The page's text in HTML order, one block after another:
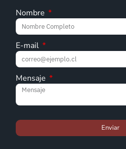
Nombre
E-mail
Mensaje
Enviar